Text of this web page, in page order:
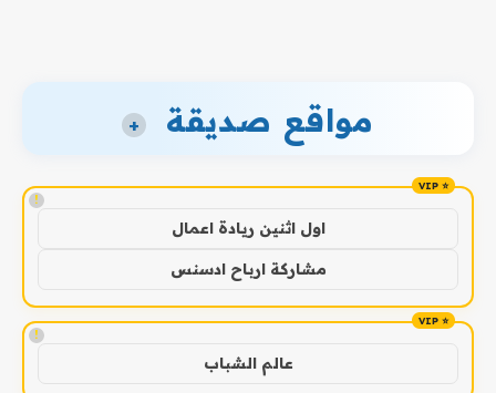
مواقع صديقة +
!
اول اثنين ريادة اعمال
مشاركة ارباح ادسنس
!
عالم الشباب